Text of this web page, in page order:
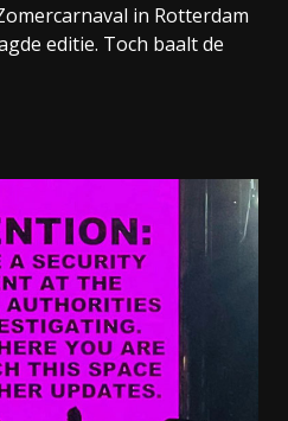
in Rotterdam
editie. Toch baalt de